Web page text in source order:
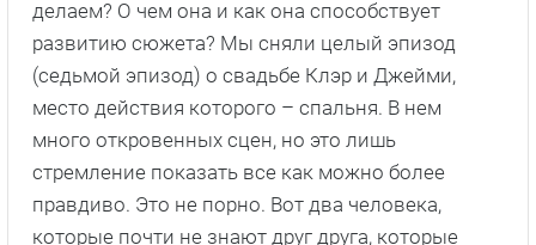
жестокости?
Чувственность является частью книжной серии,
поэтому, подходя к вопросу о постановке
сериала, мы решили: «Очевидно, что она
является важнейшим компонентом этих книг и
истории, и мы включим ее в экранизацию, но
давайте сделаем ее частью истории, вместо того